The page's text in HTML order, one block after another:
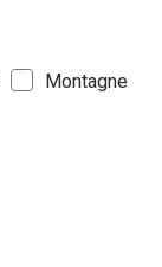
Montagne